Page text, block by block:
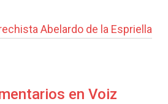
Abe­lardo de la Espriella
en Voiz